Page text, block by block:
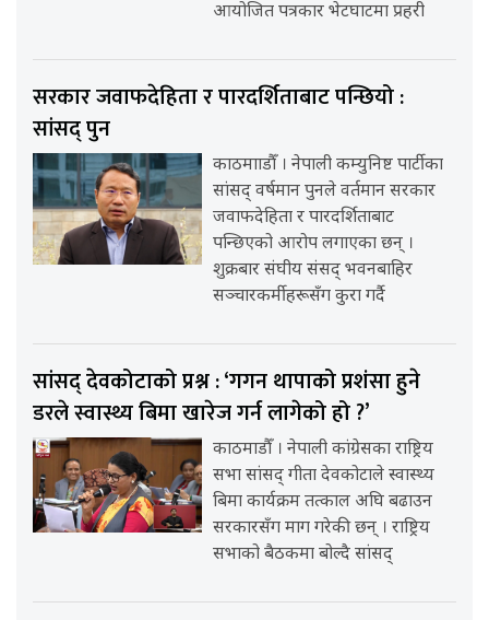
आयोजित पत्रकार भेटघाटमा प्रहरी
सरकार जवाफदेहिता र पारदर्शिताबाट पन्छियो :
सांसद् पुन
काठमााडौँ । नेपाली कम्युनिष्ट पार्टीका
सांसद् वर्षमान पुनले वर्तमान सरकार
जवाफदेहिता र पारदर्शिताबाट
पन्छिएको आरोप लगाएका छन् ।
शुक्रबार संघीय संसद् भवनबाहिर
सञ्चारकर्मीहरूसँग कुरा गर्दै
सांसद् देवकोटाको प्रश्न : ‘गगन थापाको प्रशंसा हुने
डरले स्वास्थ्य बिमा खारेज गर्न लागेको हो ?’
काठमाडौँ । नेपाली कांग्रेसका राष्ट्रिय
सभा सांसद् गीता देवकोटाले स्वास्थ्य
बिमा कार्यक्रम तत्काल अघि बढाउन
सरकारसँग माग गरेकी छन् । राष्ट्रिय
सभाको बैठकमा बोल्दै सांसद्